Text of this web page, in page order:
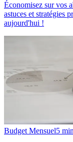
Économisez sur vos
astuces et stratégies
aujourd'hui !
Budget Mensuel5